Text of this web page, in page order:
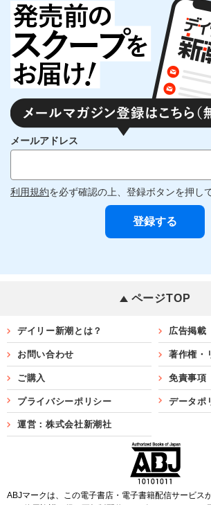
メールアドレス
利用規約を必ず確認の上、登録ボタンを押し
ページTOP
デイリー新潮とは？ 広告掲載
お問い合わせ 著作権・
ご購入 免責事項
プライバシーポリシー データポ
運営：株式会社新潮社
ABJマークは、この電子書店・電子書籍配信サービス